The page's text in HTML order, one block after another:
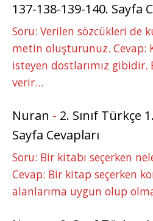
137-138-139-140. Sayfa
Soru: Verilen sözcükleri de
metin oluşturunuz.
isteyen dostlarımız
verir…
Nuran - 2. Sınıf Türkçe
Sayfa Cevapları
Soru: Bir kitabı seçerken
Cevap: Bir kitap seçerken
alanlarıma uygun olup